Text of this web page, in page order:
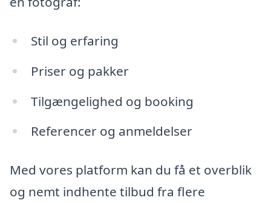
Stil og erfaring
Priser og pakker
Tilgængelighed og booking
Referencer og anmeldelser
Med vores platform kan du få et overblik
og nemt indhente tilbud fra flere